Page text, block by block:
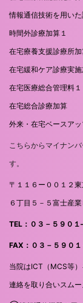
情報通信技術を用い
時間外診療加算１
在宅療養支援診療所加
在宅緩和ケア診療実
在宅医療総合管理料１
在宅総合診療加算
外来・在宅ベースアッ
こちらからマイナン
す。
〒１１６ー００１２
６丁目５－５富士産
TEL：０３－５９０
FAX：０３－５９０１
当院はICT（MCS等
連絡を取り合いスムー